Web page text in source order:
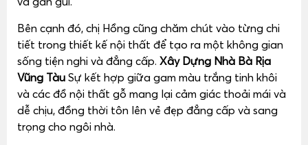
Bên cạnh đó, chị Hồng cũng chăm chút vào từng chi
tiết trong thiết kế nội thất để tạo ra một không gian
sống tiện nghi và đẳng cấp. Xây Dựng Nhà Bà Rịa
Vũng Tàu Sự kết hợp giữa gam màu trắng tinh khôi
và các đồ nội thất gỗ mang lại cảm giác thoải mái và
dễ chịu, đồng thời tôn lên vẻ đẹp đẳng cấp và sang
trọng cho ngôi nhà.